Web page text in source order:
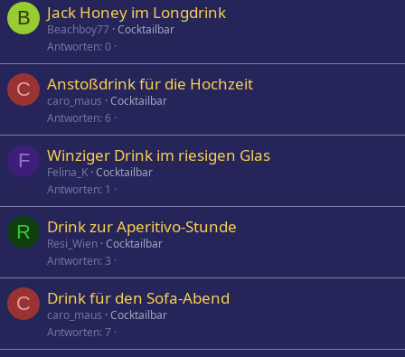
B Jack Honey im Longdrink
Beachboy77 Cocktailbar
Antworten 0
C Anstoßdrink für die Hochzeit
caro_maus Cocktailbar
Antworten 6
F Winziger Drink im riesigen Glas
Felina_K Cocktailbar
Antworten 1
R Drink zur Aperitivo-Stunde
Resi_Wien Cocktailbar
Antworten 3
C Drink für den Sofa-Abend
caro_maus Cocktailbar
Antworten 7